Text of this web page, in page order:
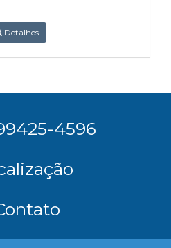
Detalhes
4596